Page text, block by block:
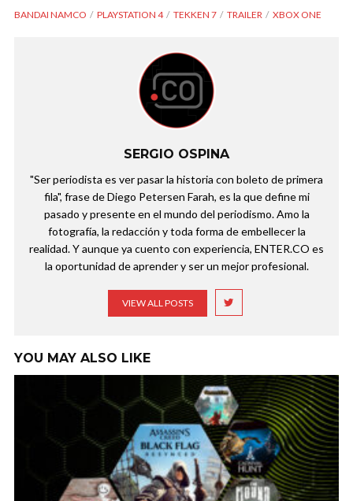
BANDAI NAMCO PLAYSTATION 4 TEKKEN 7 TRAILER XBOX ONE
SERGIO OSPINA
"Ser periodista es ver pasar la historia con boleto de primera
fila", frase de Diego Petersen Farah, es la que define mi
pasado y presente en el mundo del periodismo. Amo la
fotografía, la redacción y toda forma de embellecer la
realidad. Y aunque ya cuento con experiencia, ENTER.CO es
la oportunidad de aprender y ser un mejor profesional.
VIEW ALL POSTS
YOU MAY ALSO LIKE